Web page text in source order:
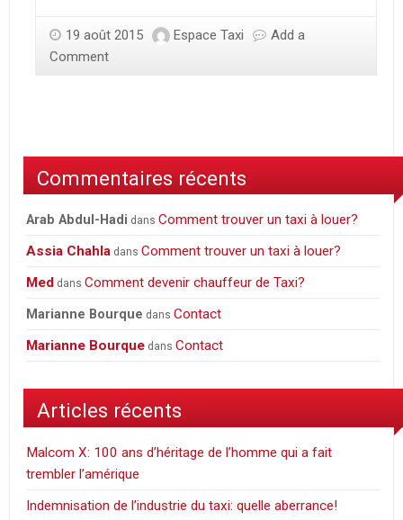
contrer
Montréal
19 août 2015 Espace Taxi
Add a
Comment
Commentaires récents
Arab Abdul-Hadi dansComment trouver un taxi à louer?
Assia Chahla dansComment trouver un taxi à louer?
Med dansComment devenir chauffeur de Taxi?
Marianne Bourque dansContact
Marianne Bourque dansContact
Articles récents
Malcom X: 100 ans d’héritage de l’homme qui a fait
trembler l’amérique
Indemnisation de l’industrie du taxi: quelle aberrance!